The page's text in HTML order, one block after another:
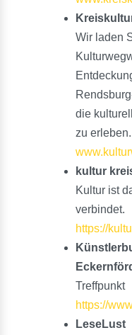
Wir laden
die
zu erleben.
kultur
Kultur ist
verbindet.
https://
Treffpunkt
https://
LeseLust